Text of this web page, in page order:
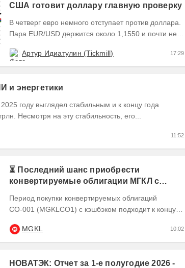
США готовит доллару главную проверку
В четверг евро немного отступает против доллара.
Пара EUR/USD держится около 1,1550 и почти не
Артур Идиатулин (Tickmill)
17:29
и энергетики
году выглядел стабильным и к концу года
Несмотря на эту стабильность, его...
11:52
⏳ Последний шанс приобрести
конвертируемые облигации МГКЛ с
Период покупки конвертируемых облигаций
СО-001 (MGKLCO1) с кэшбэком подходит к концу.
квалифицированным...
MGKL 10:02
НОВАТЭК: Отчет за 1-е полугодие 2026 -